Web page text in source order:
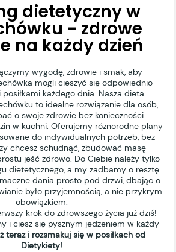
dietetyczny w
- zdrowe
na każdy dzień
wygodę, zdrowie i smak, aby
mogli cieszyć się odpowiednio
każdego dnia. Nasza dieta
to idealne rozwiązanie dla osób,
o swoje zdrowie bez konieczności
w kuchni. Oferujemy różnorodne plany
do indywidualnych potrzeb, bez
chcesz schudnąć, zbudować masę
jeść zdrowo. Do Ciebie należy tylko
dietetycznego, a my zadbamy o resztę.
dania prosto pod drzwi, dbając o
było przyjemnością, a nie przykrym
obowiązkiem.
krok do zdrowszego życia już dziś!
i ciesz się pysznym jedzeniem w każdy
teraz i rozsmakuj się w posiłkach od
Dietykiety!